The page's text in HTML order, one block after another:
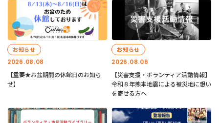
2026.08.08
お知らせ
【重要★お盆期間の休館日のお知ら
せ】
2026.08.06
お知らせ
【災害支援・ボランティア活動情報】
令和８年熊本地震による被災地に想い
を寄せる方へ